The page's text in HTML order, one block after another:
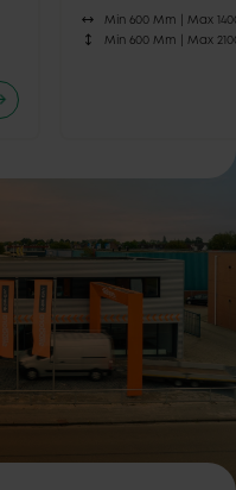
Min 600 Mm |Max
Min 600 Mm |Max